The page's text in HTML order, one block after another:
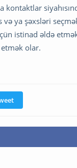
kontaktlar
və ya şəxsləri
istinad əldə
olar.